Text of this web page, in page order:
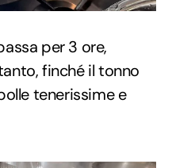
per 3 ore,
finché il tonno
tenerissime e